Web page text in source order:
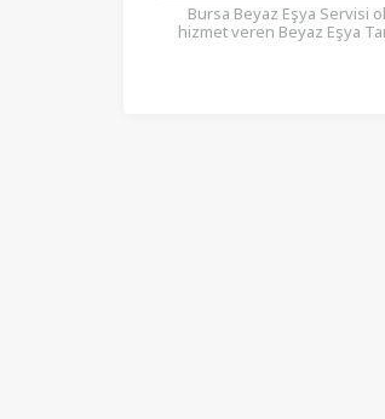
Bursa Beyaz Eşya Servisi
hizmet veren Beyaz Eşya